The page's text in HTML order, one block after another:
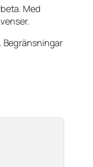
Med
Begränsningar